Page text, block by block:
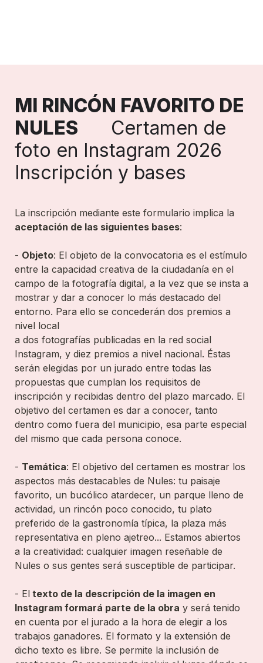
MI RINCÓN FAVORITO DE
NULES
Certamen de
Inscripción y bases
aceptación de las siguientes bases:
- Objeto: El objeto de la convocatoria es el estímulo
entre la capacidad creativa de la ciudadanía en el
campo de la fotografía digital, a la vez que se insta a
mostrar y dar a conocer lo más destacado del
entorno. Para ello se concederán dos premios a
nivel local
a dos fotografías publicadas en la red social
Instagram, y diez premios a nivel nacional. Éstas
serán elegidas por un jurado entre todas las
propuestas que cumplan los requisitos de
inscripción y recibidas dentro del plazo marcado. El
objetivo del certamen es dar a conocer, tanto
dentro como fuera del municipio, esa parte especial
del mismo que cada persona conoce.
- Temática: El objetivo del certamen es mostrar los
aspectos más destacables de Nules: tu paisaje
favorito, un bucólico atardecer, un parque lleno de
actividad, un rincón poco conocido, tu plato
preferido de la gastronomía típica, la plaza más
representativa en pleno ajetreo... Estamos abiertos
a la creatividad: cualquier imagen reseñable de
Nules o sus gentes será susceptible de participar.
- El texto de la descripción de la imagen en
Instagram formará parte de la obra y será tenido
en cuenta por el jurado a la hora de elegir a los
trabajos ganadores. El formato y la extensión de
dicho texto es libre. Se permite la inclusión de